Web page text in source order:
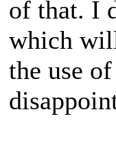
of that. I
which
the use